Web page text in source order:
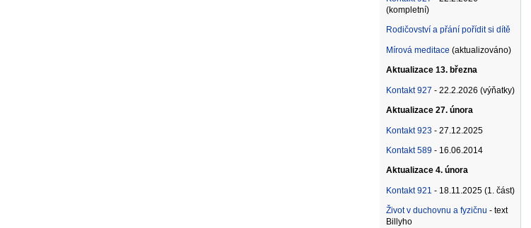
(kompletní)
Rodičovství a přání pořídit si dítě
Mírová meditace (aktualizováno)
Aktualizace 13. března
Kontakt 927 - 22.2.2026 (výňatky)
Aktualizace 27. února
Kontakt 923- 27.12.2025
Kontakt 589- 16.06.2014
Aktualizace 4. února
Kontakt 921 - 18.11.2025 (1. část)
Život v duchovnu a fyzičnu - text
Billyho